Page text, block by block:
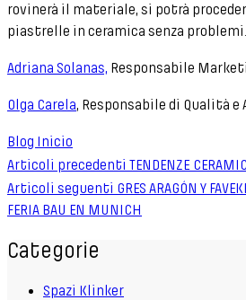
rovinerà il materiale, si potrà
piastrelle in ceramica senza problemi.
Adriana Solanas, Responsabile
Olga Carela, Responsabile di Qualità e
Blog Inicio
Articoli precedenti TENDENZE
Articoli seguenti GRES ARAGÓN Y
FERIA BAU EN MUNICH
Categorie
Spazi Klinker